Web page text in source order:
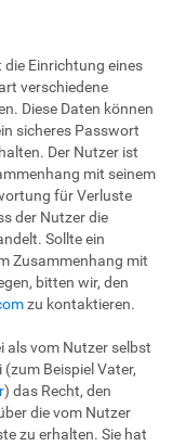
Einrichtung eines
verschiedene
Diese Daten können
sicheres Passwort
Der Nutzer ist
mit seinem
für Verluste
der Nutzer die
Sollte ein
Zusammenhang mit
bitten wir, den
zu kontaktieren.
als vom Nutzer selbst
Beispiel Vater,
) das Recht, den
die vom Nutzer
zu erhalten. Sie hat